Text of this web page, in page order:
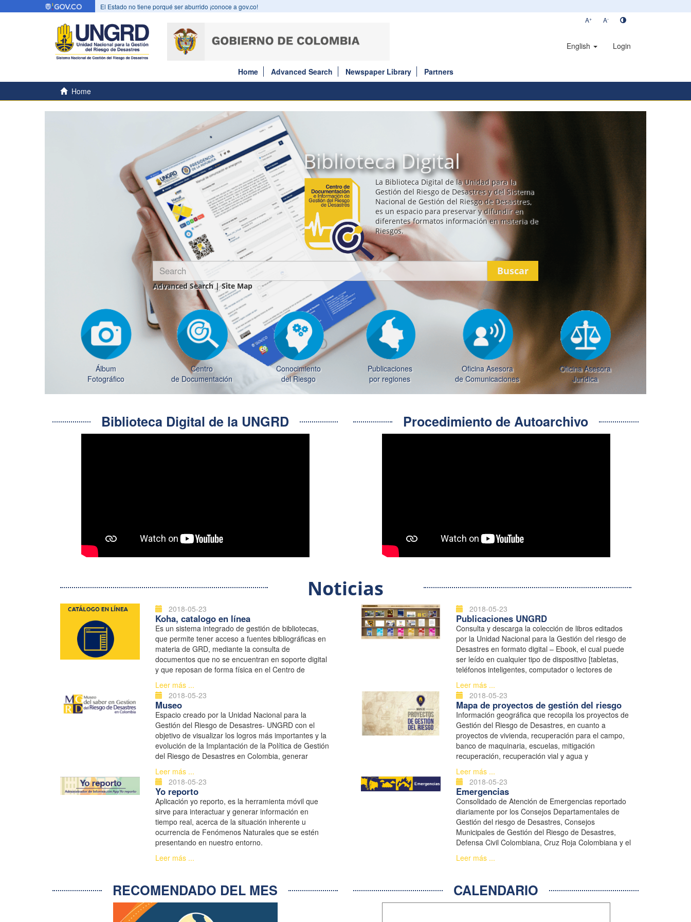
El Estado no tiene porqué ser aburrido ¡conoce a gov.co!
A+ A-
English Login
Home Advanced Search Newspaper Library
Partners
Home
Biblioteca Digital
La Biblioteca Digital de la Unidad para la
Gestión del Riesgo de Desastres y del Sistema
Nacional de Gestión del Riesgo de Desastres,
es un espacio para preservar y difundir en
diferentes formatos información en materia de
Riesgos.
Buscar
Advanced Search|Site Map
Álbum
Fotográfico
Centro
de Documentación
Conocimiento
del Riesgo
Publicaciones
por regiones
Oficina Asesora
de Comunicaciones
Oficina Asesora
Jurídica
Biblioteca Digital de la UNGRD Procedimiento de Autoarchivo
Noticias
2018-05-23
Koha, catalogo en línea
Es un sistema integrado de gestión de bibliotecas,
que permite tener acceso a fuentes bibliográficas en
materia de GRD, mediante la consulta de
documentos que no se encuentran en soporte digital
y que reposan de forma física en el Centro de
Documentación de la UNGRD
Leer más ...
2018-05-23
Publicaciones UNGRD
Consulta y descarga la colección de libros editados
por la Unidad Nacional para la Gestión del riesgo de
Desastres en formato digital – Ebook, el cual puede
ser leído en cualquier tipo de dispositivo [tabletas,
teléfonos inteligentes, computador o lectores de
libros electrónicos].
Leer más ...
2018-05-23
Museo
Espacio creado por la Unidad Nacional para la
Gestión del Riesgo de Desastres- UNGRD con el
objetivo de visualizar los logros más importantes y la
evolución de la Implantación de la Política de Gestión
del Riesgo de Desastres en Colombia, generar
apropiación de la Gestión del Riesgo de Desastres
en la comunidad y fortalecer ...
Leer más ...
2018-05-23
Mapa de proyectos de gestión del riesgo
Información geográfica que recopila los proyectos de
Gestión del Riesgo de Desastres, en cuanto a
proyectos de vivienda, recuperación para el campo,
banco de maquinaria, escuelas, mitigación
recuperación, recuperación vial y agua y
saneamiento.
Leer más ...
2018-05-23
Yo reporto
Aplicación yo reporto, es la herramienta móvil que
sirve para interactuar y generar información en
tiempo real, acerca de la situación inherente u
ocurrencia de Fenómenos Naturales que se estén
presentando en nuestro entorno.
Leer más ...
2018-05-23
Emergencias
Consolidado de Atención de Emergencias reportado
diariamente por los Consejos Departamentales de
Gestión del riesgo de Desastres, Consejos
Municipales de Gestión del Riesgo de Desastres,
Defensa Civil Colombiana, Cruz Roja Colombiana y el
Sistema Nacional de Bomberos.
Leer más ...
RECOMENDADO DEL MES CALENDARIO